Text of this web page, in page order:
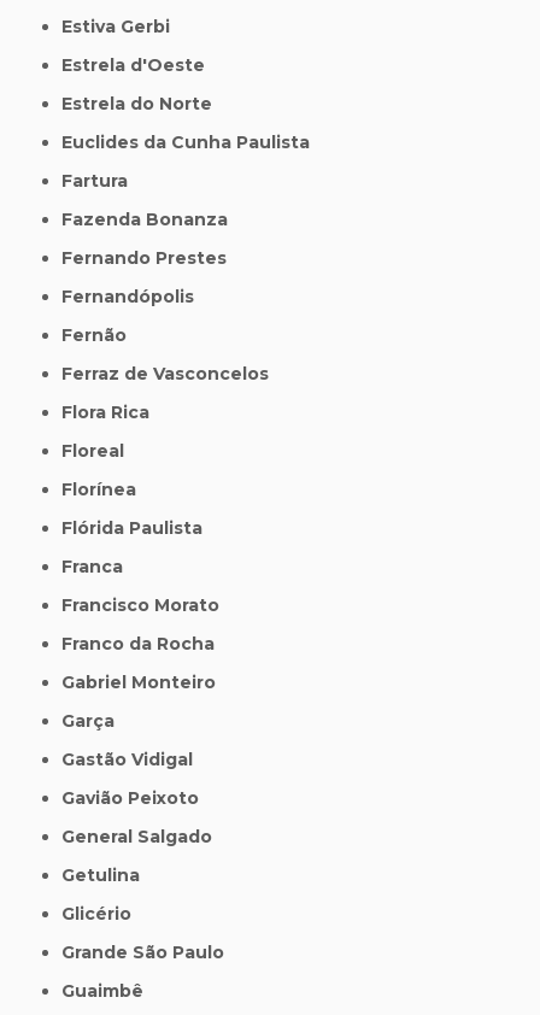
Estiva Gerbi
Estrela d'Oeste
Estrela do Norte
Euclides da Cunha Paulista
Fartura
Fazenda Bonanza
Fernando Prestes
Fernandópolis
Fernão
Ferraz de Vasconcelos
Flora Rica
Floreal
Florínea
Flórida Paulista
Franca
Francisco Morato
Franco da Rocha
Gabriel Monteiro
Garça
Gastão Vidigal
Gavião Peixoto
General Salgado
Getulina
Glicério
Grande São Paulo
Guaimbê